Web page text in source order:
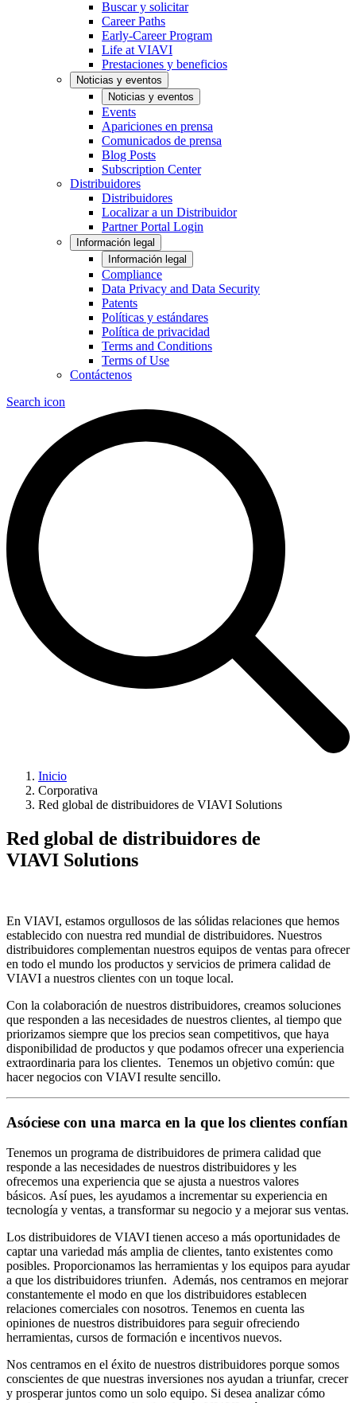
Buscar y solicitar
Career Paths
Early-Career Program
Life at VIAVI
Prestaciones y beneficios
Noticias y eventos
Noticias y eventos
Events
Apariciones en prensa
Comunicados de prensa
Blog Posts
Subscription Center
Distribuidores
Distribuidores
Localizar a un Distribuidor
Partner Portal Login
Información legal
Información legal
Compliance
Data Privacy and Data Security
Patents
Políticas y estándares
Política de privacidad
Terms and Conditions
Terms of Use
Contáctenos
Search icon
Inicio
Corporativa
Red global de distribuidores de VIAVI Solutions
Red global de distribuidores de
VIAVI Solutions
En VIAVI, estamos orgullosos de las sólidas relaciones que hemos
establecido con nuestra red mundial de distribuidores. Nuestros
distribuidores complementan nuestros equipos de ventas para ofrecer
en todo el mundo los productos y servicios de primera calidad de
VIAVI a nuestros clientes con un toque local.
Con la colaboración de nuestros distribuidores, creamos soluciones
que responden a las necesidades de nuestros clientes, al tiempo que
priorizamos siempre que los precios sean competitivos, que haya
disponibilidad de productos y que podamos ofrecer una experiencia
extraordinaria para los clientes. Tenemos un objetivo común: que
hacer negocios con VIAVI resulte sencillo.
Asóciese con una marca en la que los clientes confían
Tenemos un programa de distribuidores de primera calidad que
responde a las necesidades de nuestros distribuidores y les
ofrecemos una experiencia que se ajusta a nuestros valores
básicos. Así pues, les ayudamos a incrementar su experiencia en
tecnología y ventas, a transformar su negocio y a mejorar sus ventas.
Los distribuidores de VIAVI tienen acceso a más oportunidades de
captar una variedad más amplia de clientes, tanto existentes como
posibles. Proporcionamos las herramientas y los equipos para ayudar
a que los distribuidores triunfen. Además, nos centramos en mejorar
constantemente el modo en que los distribuidores establecen
relaciones comerciales con nosotros. Tenemos en cuenta las
opiniones de nuestros distribuidores para seguir ofreciendo
herramientas, cursos de formación e incentivos nuevos.
Nos centramos en el éxito de nuestros distribuidores porque somos
conscientes de que nuestras inversiones nos ayudan a triunfar, crecer
y prosperar juntos como un solo equipo. Si desea analizar cómo